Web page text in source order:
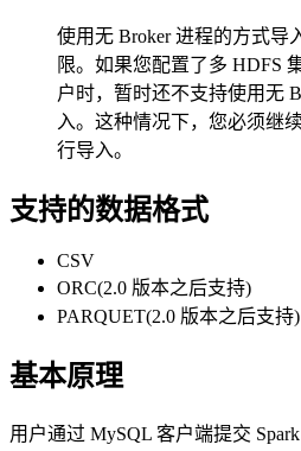
使用无 Broker 进程的方式导
限。如果您配置了多 HDFS
户时，暂时还不支持使用无
入。这种情况下，您必须继
行导入。
支持的数据格式
CSV
ORC(2.0 版本之后支持)
PARQUET(2.0 版本之后支持)
基本原理
用户通过 MySQL 客户端提交